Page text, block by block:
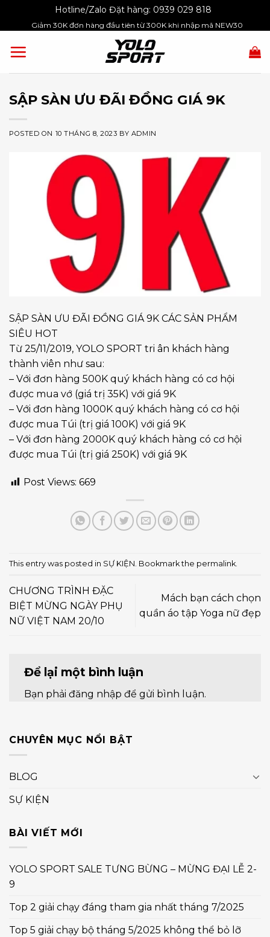
Hotline/Zalo Đặt hàng: 0939 029 818
Giảm 30K đơn hàng đầu tiên từ 300K khi nhập mã NEW30
SẬP SÀN ƯU ĐÃI ĐỒNG GIÁ 9K
POSTED ON 10 THÁNG 8, 2023 BY ADMIN
SẬP SÀN ƯU ĐÃI ĐỒNG GIÁ 9K CÁC SẢN PHẨM
SIÊU HOT
Từ 25/11/2019, YOLO SPORT tri ân khách hàng
thành viên như sau:
– Với đơn hàng 500K quý khách hàng có cơ hội
được mua vớ (giá trị 35K) với giá 9K
– Với đơn hàng 1000K quý khách hàng có cơ hội
được mua Túi (trị giá 100K) với giá 9K
– Với đơn hàng 2000K quý khách hàng có cơ hội
được mua Túi (trị giá 250K) với giá 9K
Post Views: 669
This entry was posted in SỰ KIỆN . Bookmark the permalink
CHƯƠNG TRÌNH ĐẶC
BIỆT MỪNG NGÀY PHỤ
NỮ VIỆT NAM 20/10
Mách bạn cách chọn
quần áo tập Yoga nữ đẹp
Để lại một bình luận
Bạn phải đăng nhập để gửi bình luận.
CHUYÊN MỤC NỔI BẬT
BLOG
SỰ KIỆN
BÀI VIẾT MỚI
YOLO SPORT SALE TƯNG BỪNG – MỪNG ĐẠI LỄ 2-
9
Top 2 giải chạy đáng tham gia nhất tháng 7/2025
Top 5 giải chạy bộ tháng 5/2025 không thể bỏ lỡ